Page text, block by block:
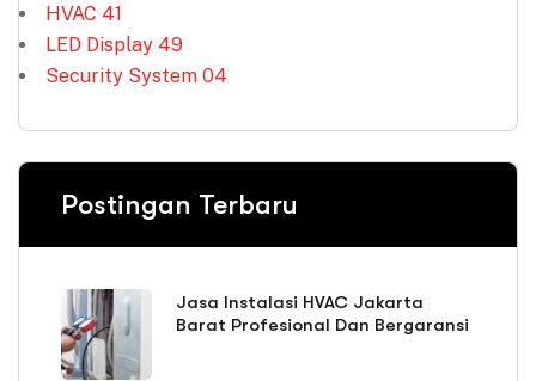
HVAC 41
LED Display 49
Security System 04
Postingan Terbaru
Jasa Instalasi HVAC Jakarta
Barat Profesional Dan Bergaransi